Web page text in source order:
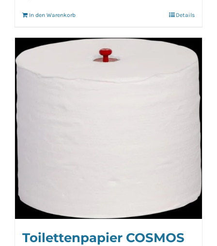
In den Warenkorb Details
Toilettenpapier COSMOS